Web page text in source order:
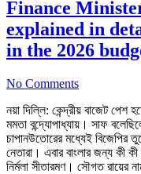
Finance
explained in
in the 2026
No Comments
নয়া দিল্লি: কেন্দ্রীয় বাজেট পেশ
মমতা বন্দ্যোপাধ্যায়। সাফ
চাপানউতোরের মধ্যেই বিজেপির
নেতারা। এবার বাংলার জন্য কী
নির্মলা সীতারমণ। সৌগত রায়ের